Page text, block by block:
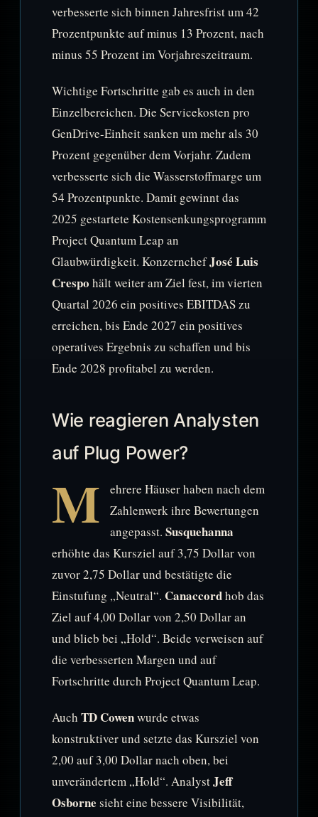
verbesserte sich binnen Jahresfrist um 42
Prozentpunkte auf minus 13 Prozent, nach
minus 55 Prozent im Vorjahreszeitraum.
Wichtige Fortschritte gab es auch in den
Einzelbereichen. Die Servicekosten pro
GenDrive-Einheit sanken um mehr als 30
Prozent gegenüber dem Vorjahr. Zudem
verbesserte sich die Wasserstoffmarge um
54 Prozentpunkte. Damit gewinnt das
2025 gestartete Kostensenkungsprogramm
Project Quantum Leap an
Glaubwürdigkeit. KonzernchefJosé Luis
Crespo hält weiter am Ziel fest, im vierten
Quartal 2026 ein positives EBITDAS zu
erreichen, bis Ende 2027 ein positives
operatives Ergebnis zu schaffen und bis
Ende 2028 profitabel zu werden.
Wie reagieren Analysten
auf Plug Power?
M
ehrere Häuser haben nach dem
Zahlenwerk ihre Bewertungen
angepasst. Susquehanna
erhöhte das Kursziel auf 3,75 Dollar von
zuvor 2,75 Dollar und bestätigte die
Einstufung „Neutral“. Canaccordhob das
Ziel auf 4,00 Dollar von 2,50 Dollar an
und blieb bei „Hold“. Beide verweisen auf
die verbesserten Margen und auf
Fortschritte durch Project Quantum Leap.
Auch TD Cowenwurde etwas
konstruktiver und setzte das Kursziel von
2,00 auf 3,00 Dollar nach oben, bei
unverändertem „Hold“. AnalystJeff
Osborne sieht eine bessere Visibilität,